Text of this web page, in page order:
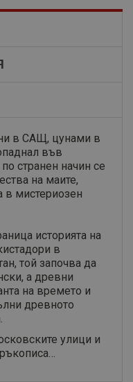
в САЩ, цунами в
във
странен начин се
на маите,
в мистериозен
историята на
в
той започва да
а древни
на времето и
древното
улици и